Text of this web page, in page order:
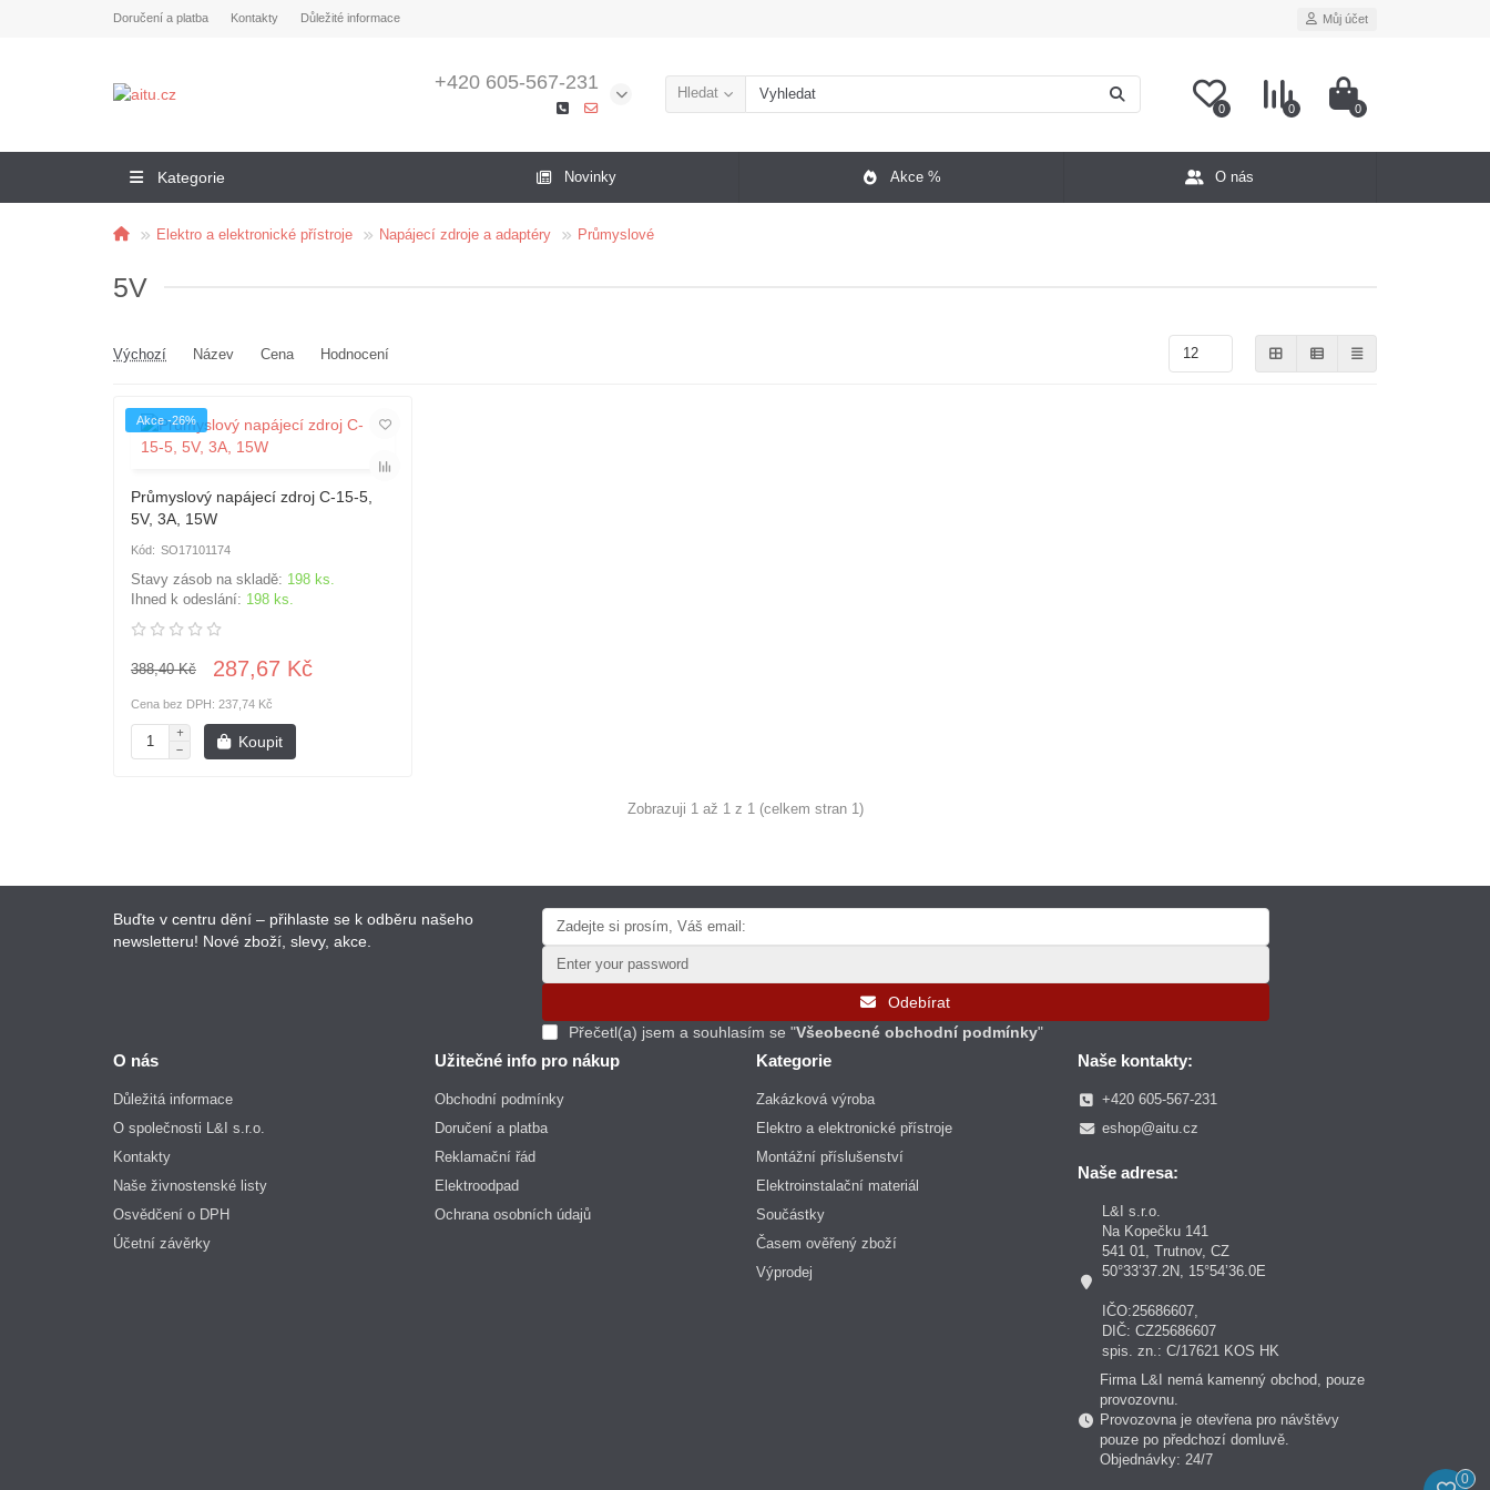
Doručení a platba Kontakty Důležité informace Můj účet
Hledat
+420 605-567-231
0 0 0
Kategorie Novinky Akce % O nás
Elektro a elektronické přístroje Napájecí zdroje a adaptéry Průmyslové
5V
Výchozí Název Cena Hodnocení
Akce -26%
Průmyslový napájecí zdroj C-15-5,
5V, 3A, 15W
SO17101174
Stavy zásob na skladě: 198 ks.
Ihned k odeslání: 198 ks.
388,40 Kč 287,67 Kč
Cena bez DPH: 237,74 Kč
Koupit
Zobrazuji 1 až 1 z 1 (celkem stran 1)
Buďte v centru dění – přihlaste se k odběru našeho
newsletteru! Nové zboží, slevy, akce.
Odebírat
Přečetl(a) jsem a souhlasím se "Všeobecné obchodní podmínky"
O nás
Důležitá informace
O společnosti L&I s.r.o.
Kontakty
Naše živnostenské listy
Osvědčení o DPH
Účetní závěrky
Užitečné info pro nákup
Obchodní podmínky
Doručení a platba
Reklamační řád
Elektroodpad
Ochrana osobních údajů
Kategorie
Zakázková výroba
Elektro a elektronické přístroje
Montážní příslušenství
Elektroinstalační materiál
Součástky
Časem ověřený zboží
Výprodej
Naše kontakty:
+420 605-567-231
eshop@aitu.cz
Naše adresa:
L&I s.r.o.
Na Kopečku 141
541 01, Trutnov, CZ
50°33’37.2N, 15°54’36.0E
IČO:25686607,
DIČ: CZ25686607
spis. zn.: C/17621 KOS HK
Firma L&I nemá kamenný obchod, pouze
provozovnu.
Provozovna je otevřena pro návštěvy
pouze po předchozí domluvě.
Objednávky: 24/7
0